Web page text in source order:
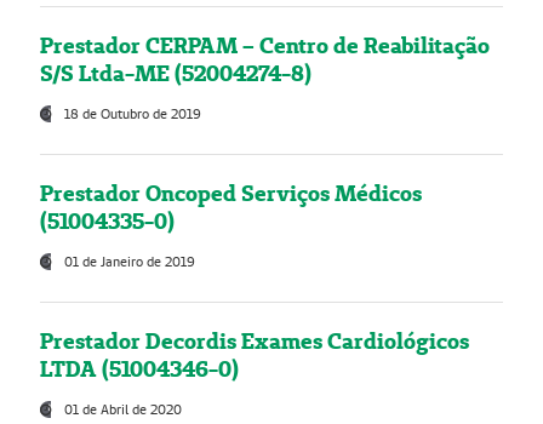
Prestador CERPAM – Centro de Reabilitação
S/S Ltda-ME (52004274-8)
18 de Outubro de 2019
Prestador Oncoped Serviços Médicos
(51004335-0)
01 de Janeiro de 2019
Prestador Decordis Exames Cardiológicos
LTDA (51004346-0)
01 de Abril de 2020